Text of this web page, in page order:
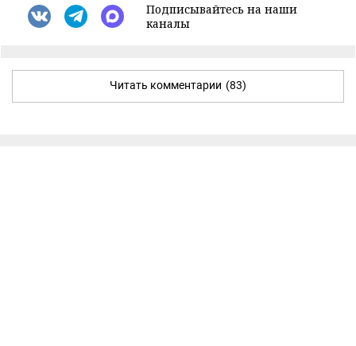
Подписывайтесь на наши
каналы
Читать комментарии (83)